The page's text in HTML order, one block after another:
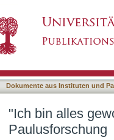
Dokumente aus Instituten und
"Ich bin alles
Paulusforschung